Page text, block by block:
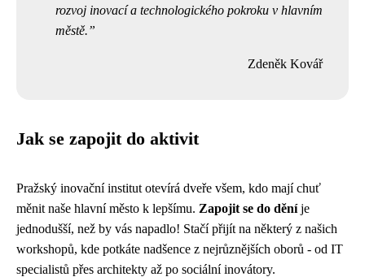
rozvoj inovací a technologického pokroku v hlavním
městě.
Zdeněk Kovář
Jak se zapojit do aktivit
Pražský inovační institut otevírá dveře všem, kdo mají chuť
měnit naše hlavní město k lepšímu. Zapojit se do děníje
jednodušší, než by vás napadlo! Stačí přijít na některý z našich
workshopů, kde potkáte nadšence z nejrůznějších oborů - od IT
specialistů přes architekty až po sociální inovátory.